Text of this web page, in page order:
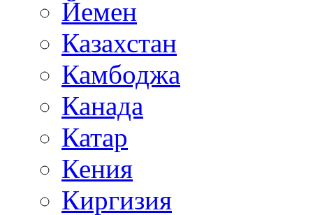
Йемен
Казахстан
Камбоджа
Канада
Катар
Кения
Киргизия